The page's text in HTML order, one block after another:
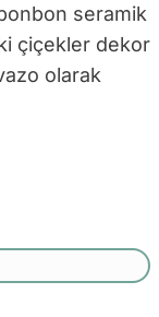
seramik
çiçekler dekor
olarak